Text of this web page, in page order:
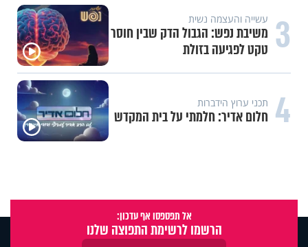
3 עשייה והעצמה נשית
משיבת נפש: הגבול הדק שבין חוסר
טקט לפגיעה בזולת
4 תכני ערוץ הידברות
חלום אדיר: חלמתי על בית המקדש
אל תפספסו אף עדכון:
הרשמו לרשימת התפוצה שלנו